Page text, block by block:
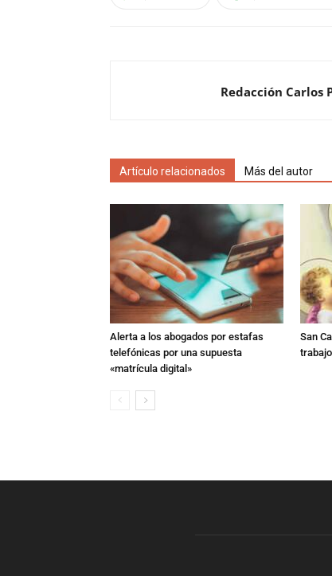
Redacción Carlos
Artículo relacionados Más del autor
Alerta a los abogados por estafas
telefónicas por una supuesta
«matrícula digital»
San